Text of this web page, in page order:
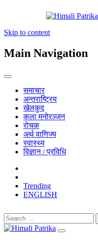
Skip to content
Main Navigation
समाचार
अन्तराष्ट्रिय
खेलकुद
कला मनोरञ्जन
रोचक
अर्थ वाणिज्य
स्वास्थ्य
विज्ञान / प्रविधि
Trending
ENGLISH